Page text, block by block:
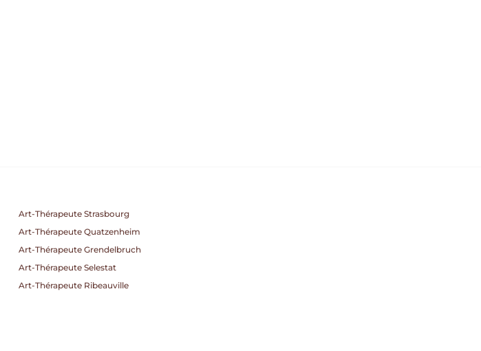
Art-Thérapeute Strasbourg
Art-Thérapeute Quatzenheim
Art-Thérapeute Grendelbruch
Art-Thérapeute Selestat
Art-Thérapeute Ribeauville